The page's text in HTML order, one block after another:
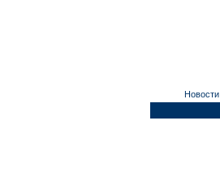
Новости